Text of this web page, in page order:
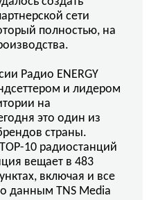
сети
полностью, на
Радио ENERGY
и лидером
на
это один из
страны.
ТОР-10 радиостанций
вещает в 483
включая и все
данным TNS Media